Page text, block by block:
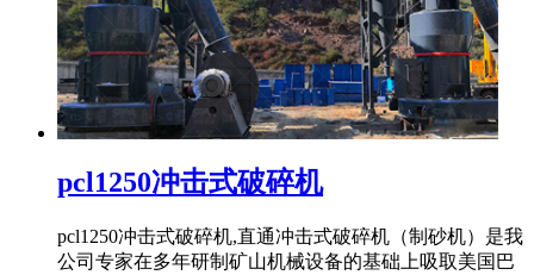
pcl1250冲击式破碎机
pcl1250冲击式破碎机,直通冲击式破碎机（制砂机）是我
公司专家在多年研制矿山机械设备的基础上吸取美国巴